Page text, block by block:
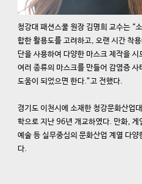
청강대 패션스쿨 원장 김명희 교수는 “
합한 활용도를 고려하고, 오랜 시간 착
단을 사용하여 다양한 마스크 제작을
여러 종류의 마스크를 만들어 감염증 사
도움이 되었으면 한다.”고 전했다.
경기도 이천시에 소재한 청강문화산업
학으로 지난 96년 개교하였다. 만화,
예술 등 실무중심의 문화산업 계열 다
다.